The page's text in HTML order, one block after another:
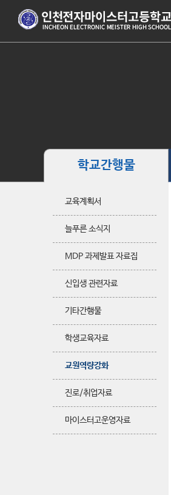
학교간행물
교육계획서
늘푸른 소식지
MDP 과제발표 자료집
신입생 관련자료
기타간행물
학생교육자료
교원역량강화
진로/취업자료
마이스터고운영자료